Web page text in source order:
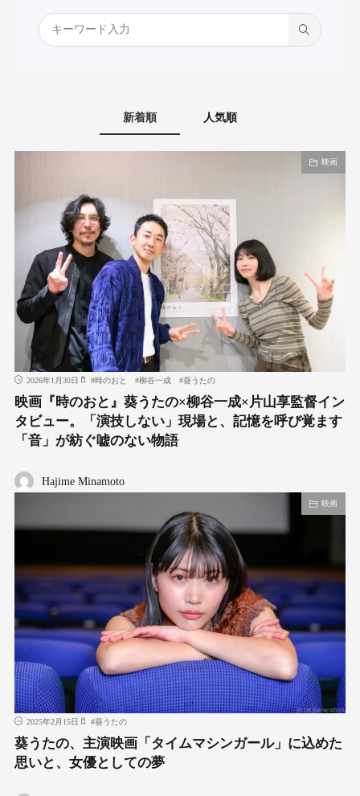
新着順 人気順
映画
2026年1月30日 #時のおと #柳谷一成 #葵うたの
映画『時のおと』葵うたの×柳谷一成×片山享監督イン
タビュー。「演技しない」現場と、記憶を呼び覚ます
「音」が紡ぐ嘘のない物語
Hajime Minamoto
映画
2025年2月15日 #葵うたの
葵うたの、主演映画「タイムマシンガール」に込めた
思いと、女優としての夢